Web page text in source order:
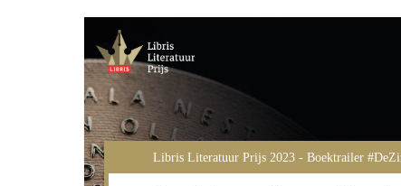
Libris Literatuur Prijs 2023 - Boektrailer